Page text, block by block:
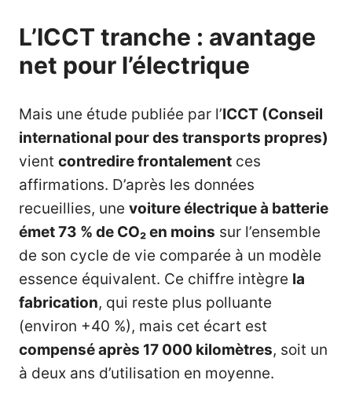
L’ICCT tranche : avantage
net pour l’électrique
Mais une étude publiée par l’ICCT (Conseil
international pour des transports propres)
vient contredire frontalement ces
affirmations. D’après les données
recueillies, une voiture électrique à batterie
émet 73 % de CO₂ en moins sur l’ensemble
de son cycle de vie comparée à un modèle
essence équivalent. Ce chiffre intègre la
fabrication, qui reste plus polluante
(environ +40 %), mais cet écart est
compensé après 17 000 kilomètres, soit un
à deux ans d’utilisation en moyenne.